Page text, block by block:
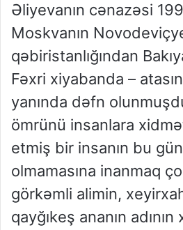
Əliyevanın cənazəsi
Moskvanın
qəbiristanlığından
Fəxri xiyabanda –
yanında dəfn
ömrünü insanlara
etmiş bir insanın bu
olmamasına inanmaq
görkəmli alimin,
qayğıkeş ananın adının